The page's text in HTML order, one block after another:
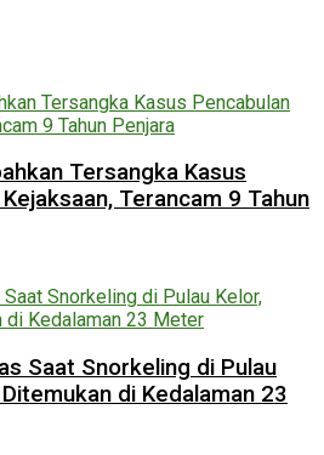
Tersangka Kasus
Terancam 9 Tahun
Saat Snorkeling di Pulau
di Kedalaman 23